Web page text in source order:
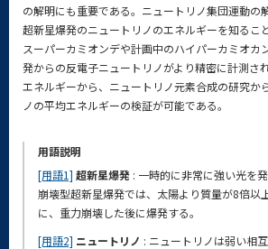
の解明にも重要である。ニュートリノ集団運動の
超新星爆発のニュートリノのエネルギーを知るこ
スーパーカミオンデや計画中のハイパーカミオカ
発からの反電子ニュートリノがより精密に計測さ
エネルギーから、ニュートリノ元素合成の研究か
ノの平均エネルギーの検証が可能である。
用語説明
[用語1] 超新星爆発 : 一時的に非常に強い光を
崩壊型超新星爆発では、太陽より質量が8倍以
に、重力崩壊した後に爆発する。
[用語2] ニュートリノ : ニュートリノは弱い相